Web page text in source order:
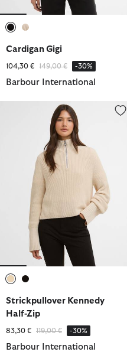
Cardigan Gigi
104,30 € Reduziert von
149,00 €bis-30%
Barbour International
Strickpullover Kennedy Half-Zip
Strickpullover Kennedy
Half-Zip
83,30 € Reduziert von
119,00 €bis-30%
Barbour International